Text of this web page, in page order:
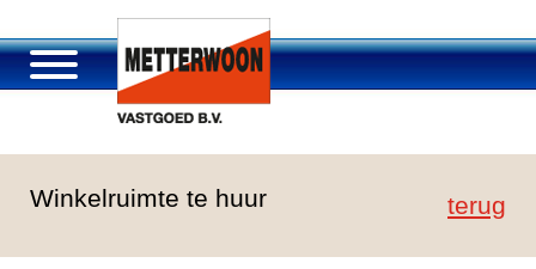
Portfolio
Winkelruimte te huur terug